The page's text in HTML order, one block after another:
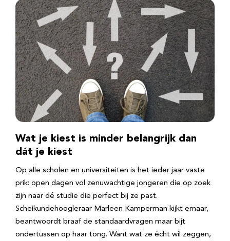
Wat je kiest is minder belangrijk dan
dát je kiest
Op alle scholen en universiteiten is het ieder jaar vaste
prik: open dagen vol zenuwachtige jongeren die op zoek
zijn naar dé studie die perfect bij ze past.
Scheikundehoogleraar Marleen Kamperman kijkt ernaar,
beantwoordt braaf de standaardvragen maar bijt
ondertussen op haar tong. Want wat ze écht wil zeggen,